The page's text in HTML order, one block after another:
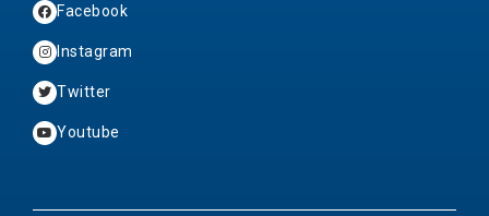
Facebook
Instagram
Twitter
Youtube